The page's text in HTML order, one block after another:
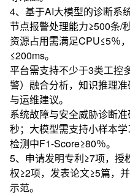
4、基于AI大模型的诊断系
节点报警处理能力≥500条/
资源占用需满足CPU≤5％
≤200ms。
平台需支持不少于3类工控
警）融合分析，知识推理
与运维建议。
系统故障与安全威胁诊断
秒；大模型需支持小样本
检测中F1-Score≥80％。
5、申请发明专利≥7项，授
权≥2项，发表论文≥5篇，
示范。